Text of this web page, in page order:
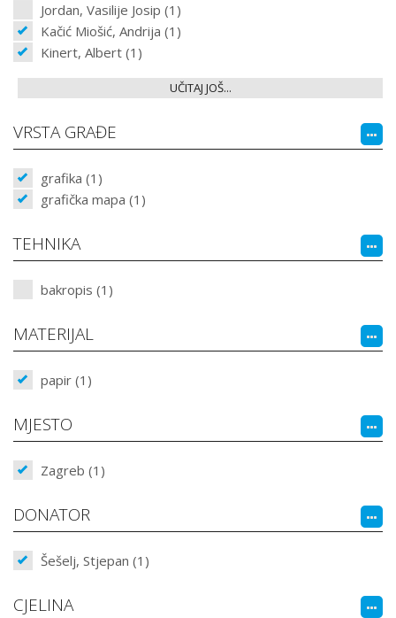
Jordan, Vasilije Josip (1)
Kačić Miošić, Andrija (1)
Kinert, Albert (1)
UČITAJ JOŠ...
VRSTA GRAĐE
grafika (1)
grafička mapa (1)
TEHNIKA
bakropis (1)
MATERIJAL
papir (1)
MJESTO
Zagreb (1)
DONATOR
Šešelj, Stjepan (1)
CJELINA